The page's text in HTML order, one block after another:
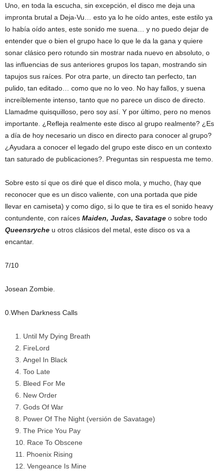
Uno, en toda la escucha, sin excepción, el disco me deja una
impronta brutal a Deja-Vu… esto ya lo he oído antes, este estilo ya
lo había oído antes, este sonido me suena… y no puedo dejar de
entender que o bien el grupo hace lo que le da la gana y quiere
sonar clásico pero rotundo sin mostrar nada nuevo en absoluto, o
las influencias de sus anteriores grupos los tapan, mostrando sin
tapujos sus raíces. Por otra parte, un directo tan perfecto, tan
pulido, tan editado… como que no lo veo. No hay fallos, y suena
increíblemente intenso, tanto que no parece un disco de directo.
Llamadme quisquilloso, pero soy así. Y por último, pero no menos
importante. ¿Refleja realmente este disco al grupo realmente? ¿Es
a día de hoy necesario un disco en directo para conocer al grupo?
¿Ayudara a conocer el legado del grupo este disco en un contexto
tan saturado de publicaciones?. Preguntas sin respuesta me temo.
Sobre esto sí que os diré que el disco mola, y mucho, (hay que
reconocer que es un disco valiente, con una portada que pide
llevar en camiseta) y como digo, si lo que te tira es el sonido heavy
contundente, con raíces Maiden, Judas, Savatage o sobre todo
Queensryche u otros clásicos del metal, este disco os va a
encantar.
7/10
Josean Zombie.
0.When Darkness Calls
Until My Dying Breath
FireLord
Angel In Black
Too Late
Bleed For Me
New Order
Gods Of War
Power Of The Night (versión de Savatage)
The Price You Pay
Race To Obscene
Phoenix Rising
Vengeance Is Mine